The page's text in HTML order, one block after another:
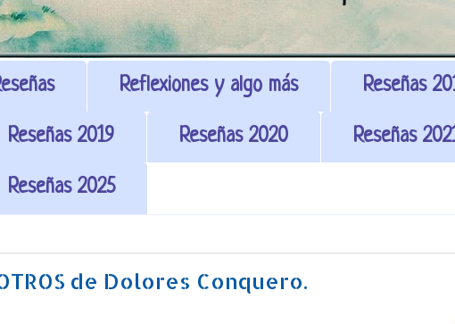
Reflexiones y algo más Reseñas
Reseñas 2019 Reseñas 2020 Reseñas
Reseñas 2025
de Dolores Conquero.